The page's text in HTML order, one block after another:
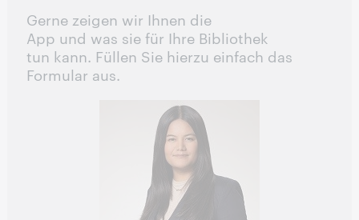
Gerne zeigen wir Ihnen die
App und was sie für Ihre Bibliothek
tun kann. Füllen Sie hierzu einfach das
Formular aus.